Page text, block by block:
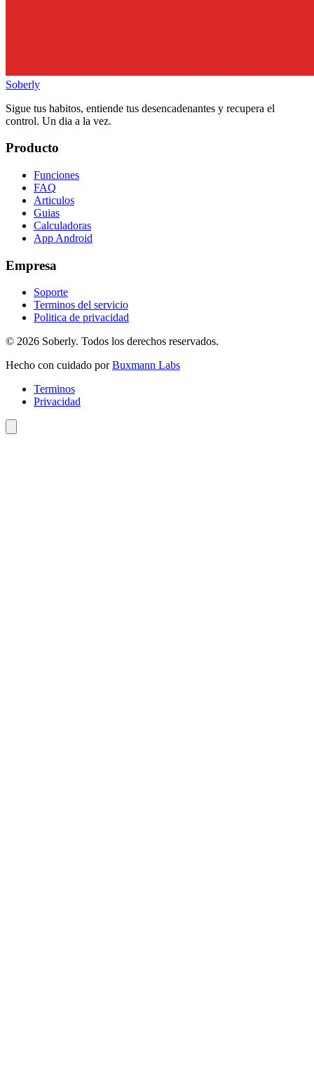
Soberly
Sigue tus habitos, entiende tus desencadenantes y recupera el
control. Un dia a la vez.
Producto
Funciones
FAQ
Articulos
Guias
Calculadoras
App Android
Empresa
Soporte
Terminos del servicio
Politica de privacidad
© 2026 Soberly. Todos los derechos reservados.
Hecho con cuidado porBuxmann Labs
Terminos
Privacidad